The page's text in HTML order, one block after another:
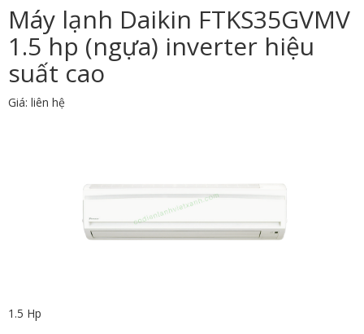
Máy lạnh Daikin FTKS35GVMV
1.5 hp (ngựa) inverter hiệu
suất cao
Giá: liên hệ
1.5 Hp